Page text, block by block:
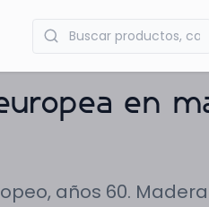
en
años 60.